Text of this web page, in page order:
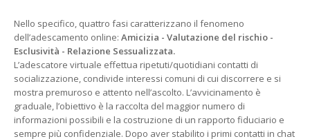
Nello specifico, quattro fasi caratterizzano il fenomeno
dell’adescamento online: Amicizia - Valutazione del rischio -
Esclusività - Relazione Sessualizzata.
L’adescatore virtuale effettua ripetuti/quotidiani contatti di
socializzazione, condivide interessi comuni di cui discorrere e si
mostra premuroso e attento nell’ascolto. L’avvicinamento è
graduale, l’obiettivo è la raccolta del maggior numero di
informazioni possibili e la costruzione di un rapporto fiduciario e
sempre più confidenziale. Dopo aver stabilito i primi contatti in chat